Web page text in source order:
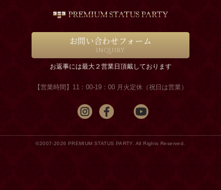
お問い合わせフォーム
INQUIRY
お返事には最大２営業日頂戴しております
【営業時間】11：00-19：00 月火定休（祝日は営業）
©2007-2026 PREMIUM STATUS PARTY. All Rights Reserved.